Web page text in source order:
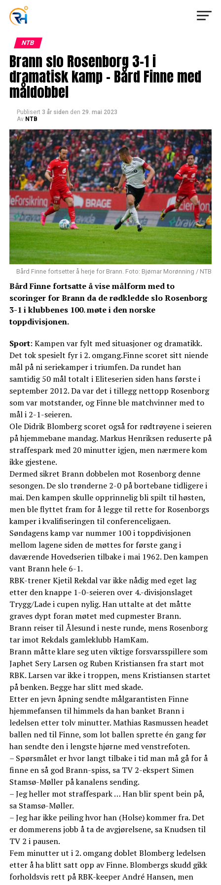
NTB
Brann slo Rosenborg 3-1 i
dramatisk kamp – Bård Finne med
måldobbel
Publisert 3 år siden den 29. mai 2023
Av NTB
Bård Finne fortsetter å herje for Brann. Foto: Bjørnar Morønning / NTB
Bård Finne fortsatte å vise målform med to
scoringer for Brann da de rødkledde slo Rosenborg
3-1 i klubbenes 100. møte i den norske
toppdivisjonen.
Sport: Kampen var fylt med situasjoner og dramatikk.
Det tok spesielt fyr i 2. omgang.Finne scoret sitt niende
mål på ni seriekamper i triumfen. Da rundet han
samtidig 50 mål totalt i Eliteserien siden hans første i
september 2012. Da var det i tillegg nettopp Rosenborg
som var motstander, og Finne ble matchvinner med to
mål i 2-1-seieren.
Ole Didrik Blomberg scoret også for rødtrøyene i seieren
på hjemmebane mandag. Markus Henriksen reduserte på
straffespark med 20 minutter igjen, men nærmere kom
ikke gjestene.
Dermed sikret Brann dobbelen mot Rosenborg denne
sesongen. De slo trønderne 2-0 på bortebane tidligere i
mai. Den kampen skulle opprinnelig bli spilt til høsten,
men ble flyttet fram for å legge til rette for Rosenborgs
kamper i kvalifiseringen til conferenceligaen.
Søndagens kamp var nummer 100 i toppdivisjonen
mellom lagene siden de møttes for første gang i
daværende Hovedserien tilbake i mai 1962. Den kampen
vant Brann hele 6-1.
RBK-trener Kjetil Rekdal var ikke nådig med eget lag
etter den knappe 1-0-seieren over 4.-divisjonslaget
Trygg/Lade i cupen nylig. Han uttalte at det måtte
graves dypt foran møtet med cupmester Brann.
Brann reiser til Ålesund i neste runde, mens Rosenborg
tar imot Rekdals gamleklubb HamKam.
Brann måtte klare seg uten viktige forsvarsspillere som
Japhet Sery Larsen og Ruben Kristiansen fra start mot
RBK. Larsen var ikke i troppen, mens Kristiansen startet
på benken. Begge har slitt med skade.
Etter en jevn åpning sendte målgarantisten Finne
hjemmefansen til himmels da han banket Brann i
ledelsen etter tolv minutter. Mathias Rasmussen headet
ballen ned til Finne, som lot ballen sprette én gang før
han sendte den i lengste hjørne med venstrefoten.
– Spørsmålet er hvor langt tilbake i tid man må gå for å
finne en så god Brann-spiss, sa TV 2-ekspert Simen
Stamsø-Møller på kanalens sending.
– Jeg heller mot straffespark … Han blir spent bein på,
sa Stamsø-Møller.
– Jeg har ikke peiling hvor han (Holse) kommer fra. Det
er dommerens jobb å ta de avgjørelsene, sa Knudsen til
TV 2 i pausen.
Fem minutter ut i 2. omgang doblet Blomberg ledelsen
etter å ha blitt satt opp av Finne. Blombergs skudd gikk
forholdsvis rett på RBK-keeper André Hansen, men